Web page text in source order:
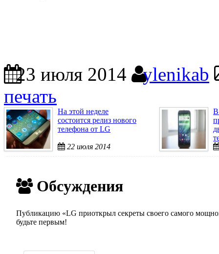
23 июля 2014
ylenikab
печать
На этой неделе
состоится релиз нового
телефона от LG
22 июля 2014
В
Обсуждения
Публикацию «LG приоткрыл секреты своего самого
будьте первым!